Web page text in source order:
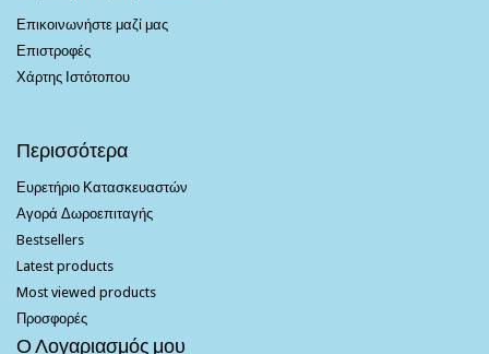
Επικοινωνήστε μαζί μας
Επιστροφές
Χάρτης Ιστότοπου
Περισσότερα
Ευρετήριο Κατασκευαστών
Αγορά Δωροεπιταγής
Bestsellers
Latest products
Most viewed products
Προσφορές
Ο Λογαριασμός μου